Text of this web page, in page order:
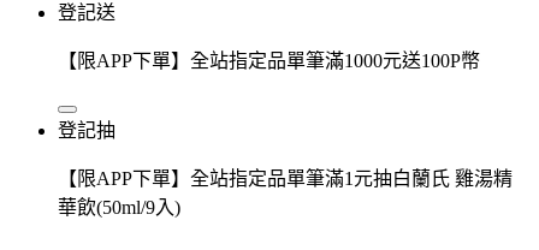
登記送
【限APP下單】全站指定品單筆滿1000元送100P幣
登記抽
【限APP下單】全站指定品單筆滿1元抽白蘭氏 雞湯精
華飲(50ml/9入)